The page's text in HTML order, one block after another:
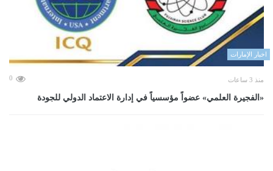
اخبار الإمارات
منذ 3 ساعات 0
«الفجيرة العلمي» عضواً مؤسسياً في إدارة الاعتماد الدولي للجودة